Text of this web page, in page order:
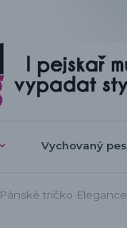
Vychovaný pes
Pánské tričko Elegance